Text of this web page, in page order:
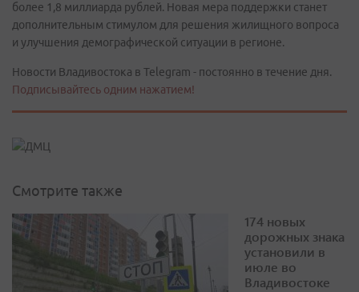
более 1,8 миллиарда рублей. Новая мера поддержки станет
дополнительным стимулом для решения жилищного вопроса
и улучшения демографической ситуации в регионе.
Новости Владивостока в Telegram - постоянно в течение дня.
Подписывайтесь одним нажатием!
Смотрите также
174 новых
дорожных знака
установили в
июле во
Владивостоке